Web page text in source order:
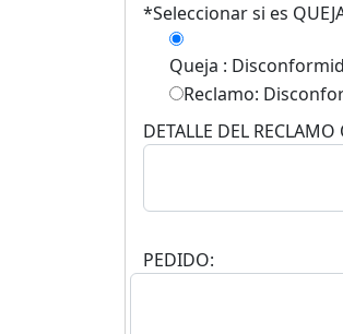
*Seleccionar si es
Queja :
Reclamo:
DETALLE DEL
PEDIDO: